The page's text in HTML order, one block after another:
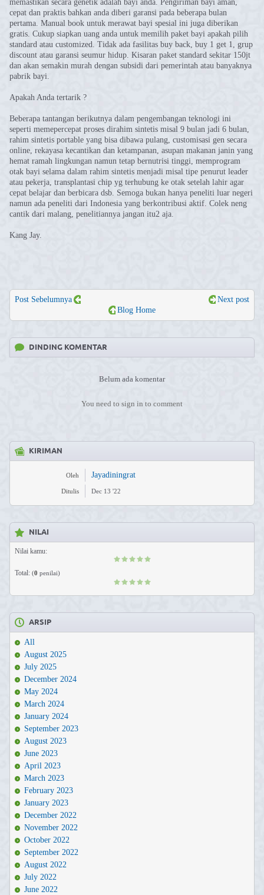
memastikan secara genetik adalah bayi anda. Pengiriman bayi aman,
cepat dan praktis bahkan anda diberi garansi pada beberapa bulan
pertama. Manual book untuk merawat bayi spesial ini juga diberikan
gratis. Cukup siapkan uang anda untuk memilih paket bayi apakah pilih
standard atau customized. Tidak ada fasilitas buy back, buy 1 get 1, grup
discount atau garansi seumur hidup. Kisaran paket standard sekitar 150jt
dan akan semakin murah dengan subsidi dari pemerintah atau banyaknya
pabrik bayi.
Apakah Anda tertarik ?
Beberapa tantangan berikutnya dalam pengembangan teknologi ini
seperti memepercepat proses dirahim sintetis misal 9 bulan jadi 6 bulan,
rahim sintetis portable yang bisa dibawa pulang, customisasi gen secara
online, rekayasa kecantikan dan ketampanan, asupan makanan janin yang
hemat ramah lingkungan namun tetap bernutrisi tinggi, memprogram
otak bayi selama dalam rahim sintetis menjadi misal tipe penurut leader
atau pekerja, transplantasi chip yg terhubung ke otak setelah lahir agar
cepat belajar dan berbicara dsb. Semoga bukan hanya peneliti luar negeri
namun ada peneliti dari Indonesia yang berkontribusi aktif. Colek neng
cantik dari malang, penelitiannya jangan itu2 aja.
Kang Jay.
Post Sebelumnya
Next post
Blog Home
DINDING KOMENTAR
Belum ada komentar
You need to sign in to comment
KIRIMAN
Oleh Jayadiningrat
Ditulis Dec 13 '22
NILAI
Nilai kamu:
Total: (0 penilai)
ARSIP
All
August 2025
July 2025
December 2024
May 2024
March 2024
January 2024
September 2023
August 2023
June 2023
April 2023
March 2023
February 2023
January 2023
December 2022
November 2022
October 2022
September 2022
August 2022
July 2022
June 2022